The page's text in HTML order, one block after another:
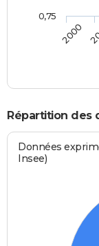
2000
0,75
Répartition des
Données
Insee)